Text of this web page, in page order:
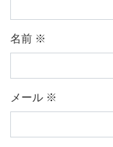
名前 ※
メール ※